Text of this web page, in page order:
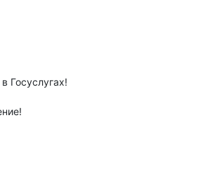
Госуслугах!